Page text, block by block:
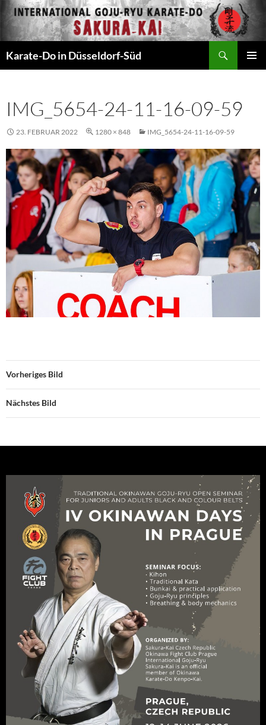
Zum
Inhalt
springen
Karate-Do in Düsseldorf-Süd
IMG_5654-24-11-16-09-59
23. FEBRUAR 2022 1280 × 848 IMG_5654-24-11-16-09-59
Vorheriges Bild
Nächstes Bild